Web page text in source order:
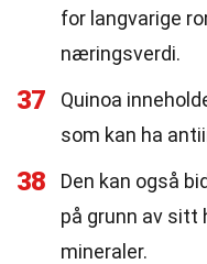
for langvarige
næringsverdi.
37
Quinoa
som kan ha
38
Den kan også
på grunn av sitt
mineraler.